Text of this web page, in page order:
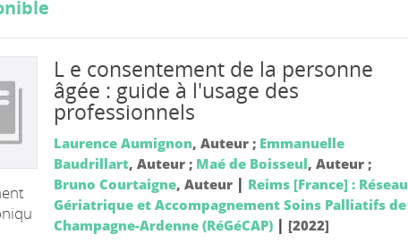
L e consentement de la personne
âgée : guide à l'usage des
professionnels
Laurence Aumignon, Auteur ; Emmanuelle
Baudrillart, Auteur ; Maé de Boisseul, Auteur ;
Bruno Courtaigne, Auteur | Reims [France] : Réseau
Gériatrique et Accompagnement Soins Palliatifs de
Champagne-Ardenne (RéGéCAP)| [2022]